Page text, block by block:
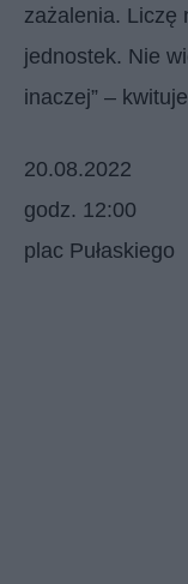
zażalenia. Liczę
jednostek. Nie
inaczej” –
20.08.2022
godz. 12:00
plac Pułaskiego